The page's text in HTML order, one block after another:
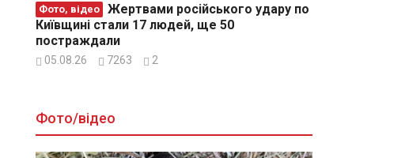
Фото, відео
Київщині стали 17 людей, ще 50
постраждали
05.08.26 7263 2
Фото/відео